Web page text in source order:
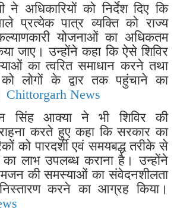
ने अधिकारियों को निर्देश दिए कि
प्रत्येक पात्र व्यक्ति को राज्य
योजनाओं का अधिकतम
जाए। उन्होंने कहा कि ऐसे शिविर
का त्वरित समाधान करने तथा
लोगों के द्वार तक पहुंचाने का
Chittorgarh News
सिंह आक्या ने भी शिविर की
करते हुए कहा कि सरकार का
को पारदर्शी एवं समयबद्ध तरीके से
का लाभ उपलब्ध कराना है। उन्होंने
की समस्याओं का संवेदनशीलता
करने का आग्रह किया।